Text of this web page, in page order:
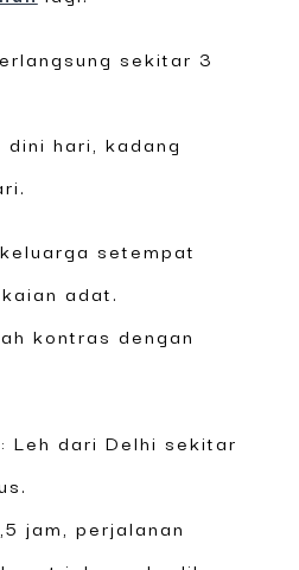
sekitar 3
hari, kadang
setempat
adat.
kontras dengan
Leh dari Delhi sekitar
jam, perjalanan